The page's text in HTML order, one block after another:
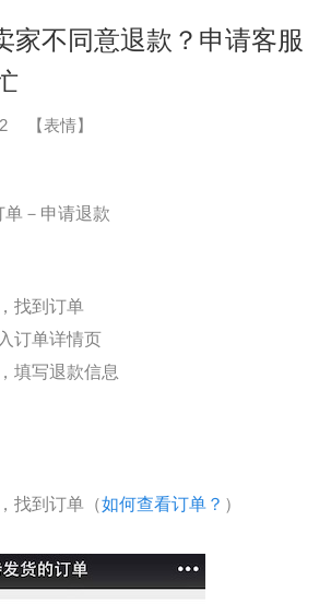
家不同意退款？申请客服
【表情】
－申请退款
找到订单
订单详情页
填写退款信息
找到订单（如何查看订单？ ）